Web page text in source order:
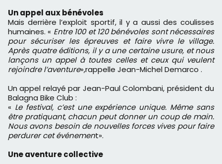
Un appel aux bénévoles
Mais derrière l’exploit sportif, il y a aussi des coulisses
humaines. « Entre 100 et 120 bénévoles sont nécessaires
pour sécuriser les épreuves et faire vivre le village.
Après quatre éditions, il y a une certaine usure, et nous
lançons un appel à toutes celles et ceux qui veulent
rejoindre l’aventure»,rappelle Jean-Michel Demarco .
Un appel relayé par Jean-Paul Colombani, président du
Balagna Bike Club :
« Le festival, c’est une expérience unique. Même sans
être pratiquant, chacun peut donner un coup de main.
Nous avons besoin de nouvelles forces vives pour faire
perdurer cet événement».
Une aventure collective